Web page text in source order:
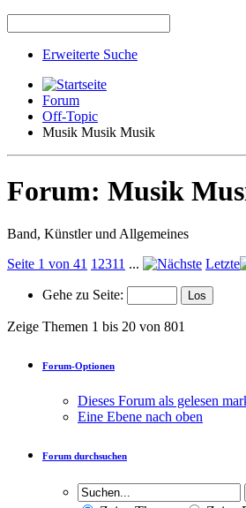
Erweiterte Suche
Forum
Off-Topic
Musik Musik Musik
Forum: Musik
Band, Künstler und Allgemeines
Seite 1 von 41 12311 ... Letzte
Gehe zu Seite:
Zeige Themen 1 bis 20 von 801
Forum-Optionen
Dieses Forum als gelesen
Eine Ebene nach oben
Forum durchsuchen